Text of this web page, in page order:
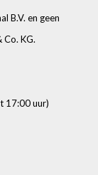
B.V. en geen
KG.
17:00 uur)